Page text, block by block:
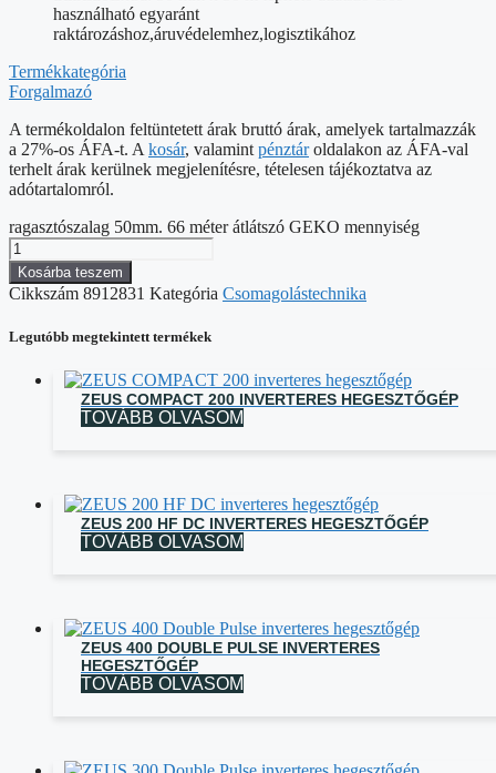
használható egyaránt
raktározáshoz,áruvédelemhez,logisztikához
Termékkategória
Forgalmazó
A termékoldalon feltüntetett árak bruttó árak, amelyek tartalmazzák
a 27%-os ÁFA-t. A kosár, valamint pénztároldalakon az ÁFA-val
terhelt árak kerülnek megjelenítésre, tételesen tájékoztatva az
adótartalomról.
ragasztószalag 50mm. 66 méter átlátszó GEKO mennyiség
Kosárba teszem
Cikkszám 8912831 Kategória Csomagolástechnika
Legutóbb megtekintett termékek
ZEUS COMPACT 200 INVERTERES HEGESZTŐGÉP
TOVÁBB OLVASOM
ZEUS 200 HF DC INVERTERES HEGESZTŐGÉP
TOVÁBB OLVASOM
ZEUS 400 DOUBLE PULSE INVERTERES
HEGESZTŐGÉP
TOVÁBB OLVASOM